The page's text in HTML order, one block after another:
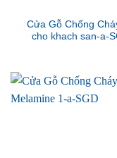
Cửa Gỗ Chống
cho khach san-a-